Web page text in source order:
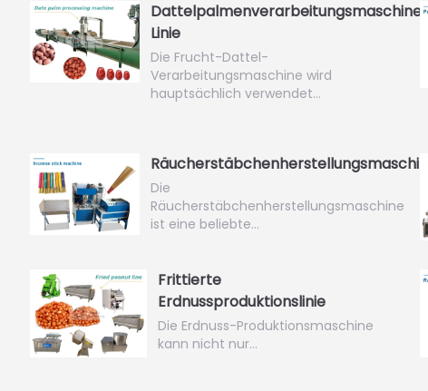
Dattelpalmenverarbeitungsmaschine
Linie
Die Frucht-Dattel-
Verarbeitungsmaschine wird
hauptsächlich verwendet…
Räucherstäbchenherstellungsmaschine
Die
Räucherstäbchenherstellungsmaschine
ist eine beliebte…
Frittierte
Erdnussproduktionslinie
Die Erdnuss-Produktionsmaschine
kann nicht nur…